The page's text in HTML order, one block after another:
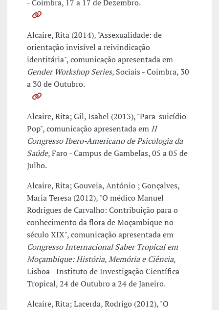
- Coimbra, 17 a 17 de Dezembro.
Alcaire, Rita (2014), "Assexualidade: de
orientação invisível a reivindicação
identitária", comunicação apresentada em
Gender Workshop Series, Sociais - Coimbra, 30
a 30 de Outubro.
Alcaire, Rita; Gil, Isabel (2013), "Para-suicídio
Pop", comunicação apresentada em II
Congresso Ibero-Americano de Psicologia da
Saúde, Faro - Campus de Gambelas, 05 a 05 de
Julho.
Alcaire, Rita; Gouveia, António ; Gonçalves,
Maria Teresa (2012), "O médico Manuel
Rodrigues de Carvalho: Contribuição para o
conhecimento da flora de Moçambique no
século XIX", comunicação apresentada em
Congresso Internacional Saber Tropical em
Moçambique: História, Memória e Ciência,
Lisboa - Instituto de Investigação Científica
Tropical, 24 de Outubro a 24 de Janeiro.
Alcaire, Rita; Lacerda, Rodrigo (2012), "O